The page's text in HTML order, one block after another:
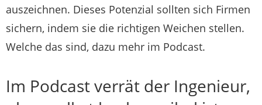
auszeichnen. Dieses Potenzial sollten sich Firmen
sichern, indem sie die richtigen Weichen stellen.
Welche das sind, dazu mehr im Podcast.
Im Podcast verrät der Ingenieur,